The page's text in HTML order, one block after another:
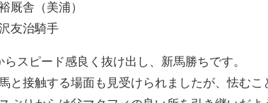
厩舎（美浦）
友治騎手
らスピード感良く抜け出し、新馬勝ちです。
と接触する場面も見受けられましたが、怯む